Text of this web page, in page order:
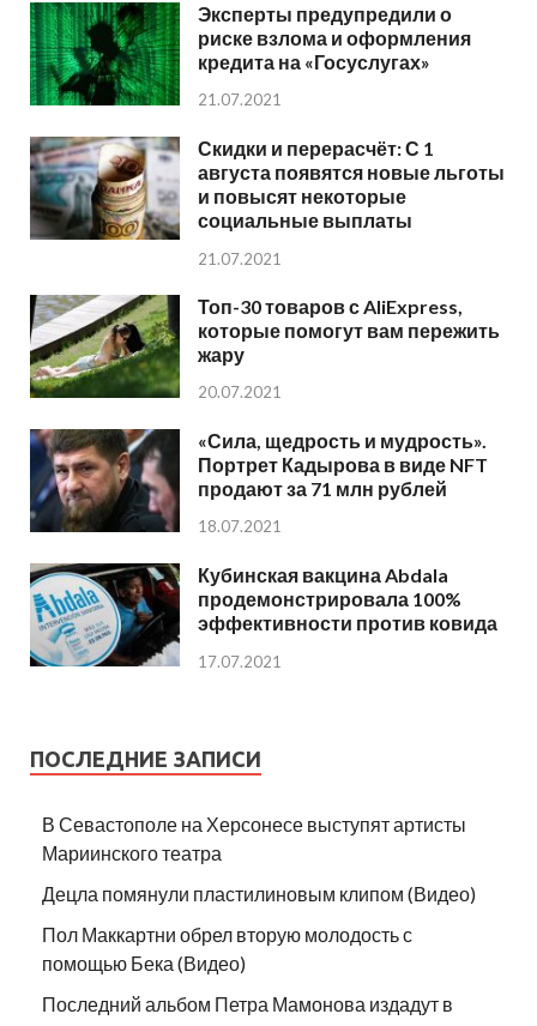
Эксперты предупредили о
риске взлома и оформления
кредита на «Госуслугах»
21.07.2021
Скидки и перерасчёт: С 1
августа появятся новые льготы
и повысят некоторые
социальные выплаты
21.07.2021
Топ-30 товаров с AliExpress,
которые помогут вам пережить
жару
20.07.2021
«Сила, щедрость и мудрость».
Портрет Кадырова в виде NFT
продают за 71 млн рублей
18.07.2021
Кубинская вакцина Abdala
продемонстрировала 100%
эффективности против ковида
17.07.2021
ПОСЛЕДНИЕ ЗАПИСИ
В Севастополе на Херсонесе выступят артисты
Мариинского театра
Децла помянули пластилиновым клипом (Видео)
Пол Маккартни обрел вторую молодость с
помощью Бека (Видео)
Последний альбом Петра Мамонова издадут в